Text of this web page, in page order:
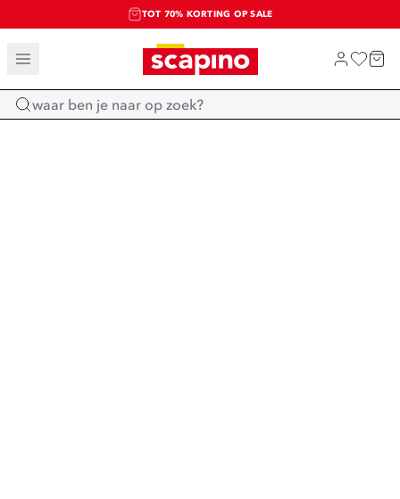
TOT 70% KORTING OP SALE
SALE: LAATSTE KANS!
SHOP NIEUW
Home